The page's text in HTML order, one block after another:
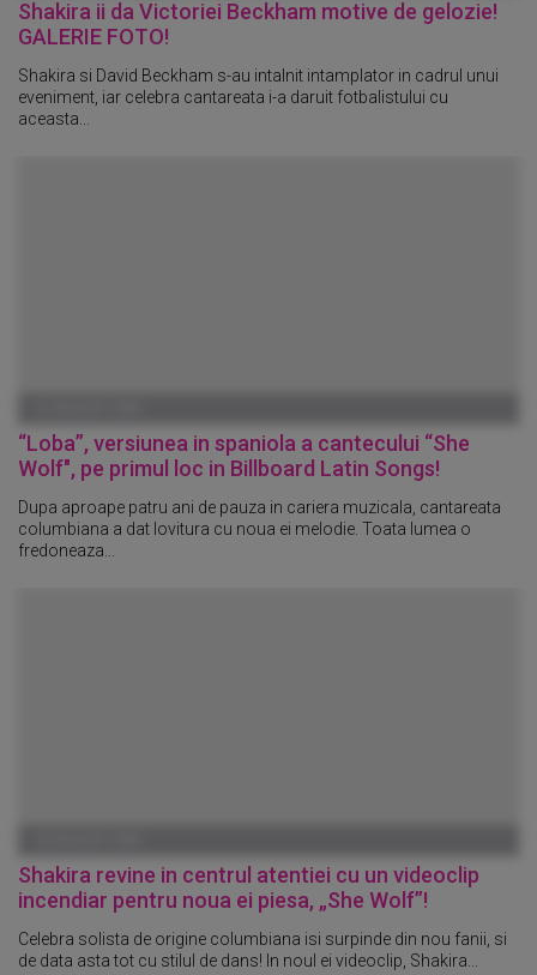
Shakira ii da Victoriei Beckham motive de gelozie!
GALERIE FOTO!
Shakira si David Beckham s-au intalnit intamplator in cadrul unui
eveniment, iar celebra cantareata i-a daruit fotbalistului cu
aceasta...
“Loba”, versiunea in spaniola a cantecului “She
Wolf", pe primul loc in Billboard Latin Songs!
Dupa aproape patru ani de pauza in cariera muzicala, cantareata
columbiana a dat lovitura cu noua ei melodie. Toata lumea o
fredoneaza...
Shakira revine in centrul atentiei cu un videoclip
incendiar pentru noua ei piesa, „She Wolf”!
Celebra solista de origine columbiana isi surpinde din nou fanii, si
de data asta tot cu stilul de dans! In noul ei videoclip, Shakira...